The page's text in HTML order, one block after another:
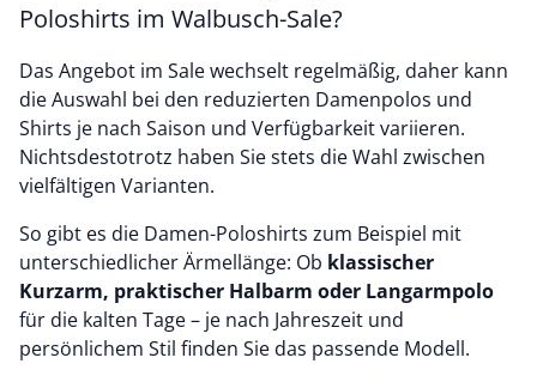
Poloshirts im Walbusch-Sale?
Das Angebot im Sale wechselt regelmäßig, daher kann
die Auswahl bei den reduzierten Damenpolos und
Shirts je nach Saison und Verfügbarkeit variieren.
Nichtsdestotrotz haben Sie stets die Wahl zwischen
vielfältigen Varianten.
So gibt es die Damen-Poloshirts zum Beispiel mit
unterschiedlicher Ärmellänge: Ob klassischer
Kurzarm, praktischer Halbarm oder Langarmpolo
für die kalten Tage – je nach Jahreszeit und
persönlichem Stil finden Sie das passende Modell.